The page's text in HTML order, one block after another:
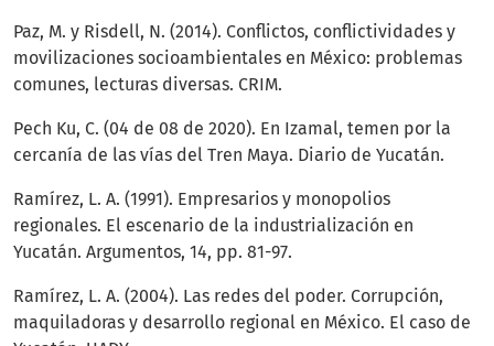
Paz, M. y Risdell, N. (2014). Conflictos, conflictividades y
movilizaciones socioambientales en México: problemas
comunes, lecturas diversas. CRIM.
Pech Ku, C. (04 de 08 de 2020). En Izamal, temen por la
cercanía de las vías del Tren Maya. Diario de Yucatán.
Ramírez, L. A. (1991). Empresarios y monopolios
regionales. El escenario de la industrialización en
Yucatán. Argumentos, 14, pp. 81-97.
Ramírez, L. A. (2004). Las redes del poder. Corrupción,
maquiladoras y desarrollo regional en México. El caso de